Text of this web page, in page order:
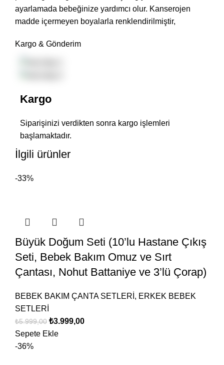
ayarlamada bebeğinize yardımcı olur. Kanserojen
madde içermeyen boyalarla renklendirilmiştir,
Kargo & Gönderim
Kargo
Siparişinizi verdikten sonra kargo işlemleri
başlamaktadır.
İlgili ürünler
-33%
Büyük Doğum Seti (10’lu Hastane Çıkış
Seti, Bebek Bakım Omuz ve Sırt
Çantası, Nohut Battaniye ve 3’lü Çorap)
BEBEK BAKIM ÇANTA SETLERİ , ERKEK BEBEK
SETLERİ
₺5.999,00 ₺3.999,00
Sepete Ekle
-36%